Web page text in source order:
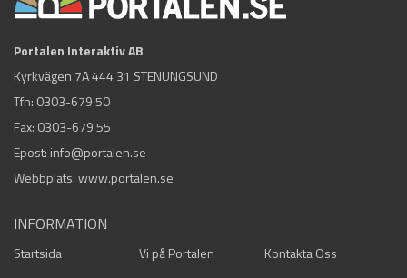
Portalen Interaktiv AB
Kyrkvägen 7A 444 31 STENUNGSUND
Tfn: 0303-679 50
Fax: 0303-679 55
Epost: info@portalen.se
Webbplats: www.portalen.se
INFORMATION
Startsida Vi på Portalen
Kontakta Oss